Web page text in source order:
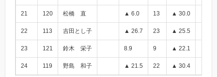
21 120 松橋 直 ▲ 6.0 13 ▲ 30.0
22 113 吉田とし子 ▲ 26.7 23 ▲ 25.5
23 121 鈴木 栄子 8.9 9 ▲ 22.1
24 119 野島 和子 ▲ 21.5 22 ▲ 30.4